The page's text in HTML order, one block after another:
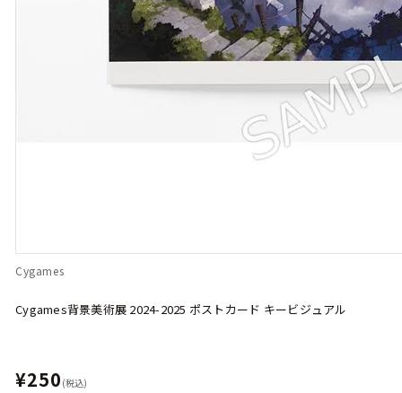
Cygames
Cygames背景美術展 2024-2025 ポストカード キービジュアル
¥250 (税込)